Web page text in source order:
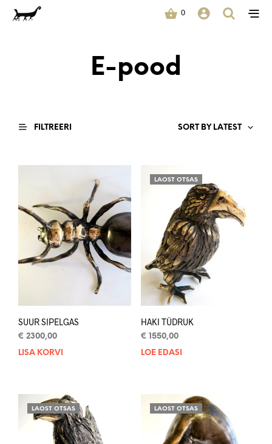
0
E-pood
FILTREERI SORT BY LATEST
SUUR SIPELGAS
€ 2300,00
LISA KORVI
LAOST OTSAS
HAKI TÜDRUK
€ 1550,00
LOE EDASI
LAOST OTSAS LAOST OTSAS